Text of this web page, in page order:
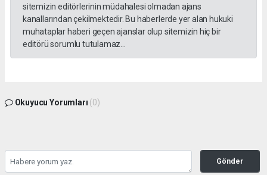
sitemizin editörlerinin müdahalesi olmadan ajans
kanallarından çekilmektedir. Bu haberlerde yer alan hukuki
muhataplar haberi geçen ajanslar olup sitemizin hiç bir
editörü sorumlu tutulamaz...
Okuyucu Yorumları (0)
Gönder